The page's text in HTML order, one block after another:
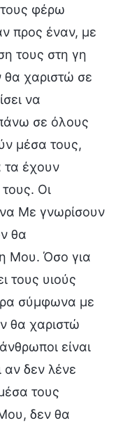
φέρω
προς έναν, με
τους στη γη
θα χαριστώ σε
να
σε όλους
μέσα τους,
τα έχουν
τους. Οι
Με γνωρίσουν
θα
Μου. Όσο για
τους υιούς
σύμφωνα με
θα χαριστώ
είναι
δεν λένε
τους
δεν θα